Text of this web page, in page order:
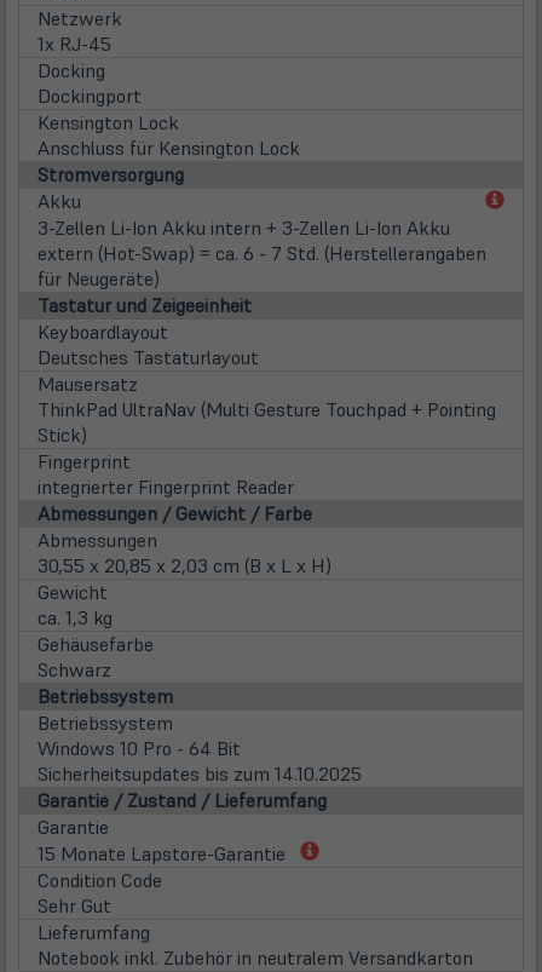
Netzwerk
1x RJ-45
Docking
Dockingport
Kensington Lock
Anschluss für Kensington Lock
Stromversorgung
Akku
3-Zellen Li-Ion Akku intern + 3-Zellen Li-Ion Akku
extern (Hot-Swap) = ca. 6 - 7 Std. (Herstellerangaben
für Neugeräte)
Tastatur und Zeigeeinheit
Keyboardlayout
Deutsches Tastaturlayout
Mausersatz
ThinkPad UltraNav (Multi Gesture Touchpad + Pointing
Stick)
Fingerprint
integrierter Fingerprint Reader
Abmessungen / Gewicht / Farbe
Abmessungen
30,55 x 20,85 x 2,03 cm (B x L x H)
Gewicht
ca. 1,3 kg
Gehäusefarbe
Schwarz
Betriebssystem
Betriebssystem
Windows 10 Pro - 64 Bit
Sicherheitsupdates bis zum 14.10.2025
Garantie / Zustand / Lieferumfang
Garantie
15 Monate Lapstore-Garantie
(öffnet
Condition Code
Sehr Gut
Lieferumfang
Notebook inkl. Zubehör in neutralem Versandkarton